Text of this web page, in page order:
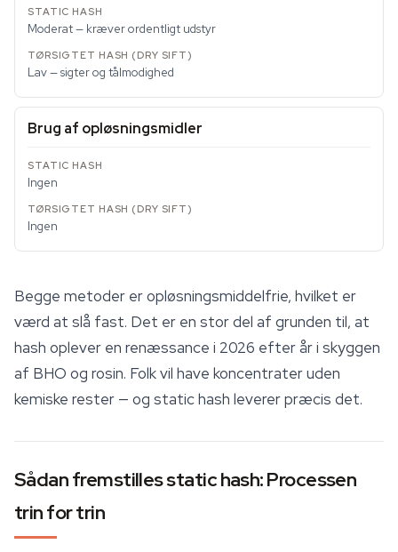
Moderat — kræver ordentligt udstyr
Lav — sigter og tålmodighed
Brug af opløsningsmidler
Ingen
Ingen
Begge metoder er opløsningsmiddelfrie, hvilket er
værd at slå fast. Det er en stor del af grunden til, at
hash oplever en renæssance i 2026 efter år i skyggen
af BHO og rosin. Folk vil have koncentrater uden
kemiske rester — og static hash leverer præcis det.
Sådan fremstilles static hash: Processen
trin for trin